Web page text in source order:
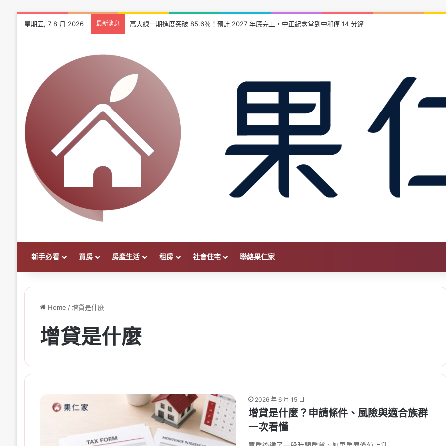
星期五, 7 8 月 2026 最新消息 萬大線一期進度突破 85.6％！預計 2027 年底完工，中正紀念堂到中和僅 14 分鐘
新手必看 買房 房產生活 租房 社會住宅 聯絡果仁家
Home / 增貸是什麼
增貸是什麼
2026 年 6 月 15 日
增貸是什麼？申請條件、風險與適合族群
一次看懂